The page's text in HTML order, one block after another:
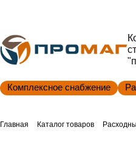
Комплексное снабжение
Главная Каталог товаров